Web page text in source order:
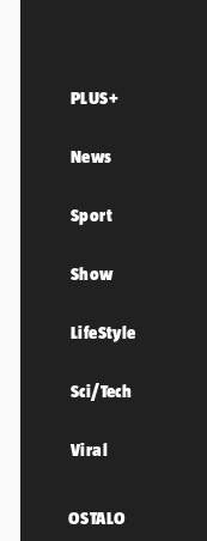
PLUS+
News
Sport
Show
LifeStyle
Sci/Tech
Viral
OSTALO